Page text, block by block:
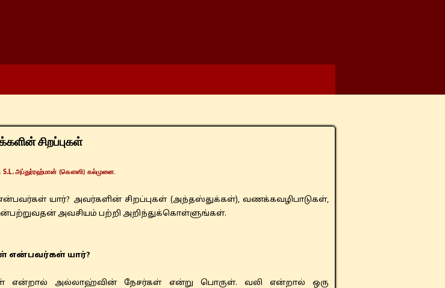
சிறப்புகள்
S.L.அப்துர்ரஹ்மான் (கௌஸி) கல்முனை.
யார்? அவர்களின் சிறப்புகள் (அந்தஸ்துக்கள்), வணக்கவழிபாடுகள்,
அவசியம் பற்றி அறிந்துக்கொள்ளுங்கள்.
என்பவர்கள் யார்?
என்றால் அல்லாஹ்வின் நேசர்கள் என்று பொருள். வலி என்றால் ஒரு